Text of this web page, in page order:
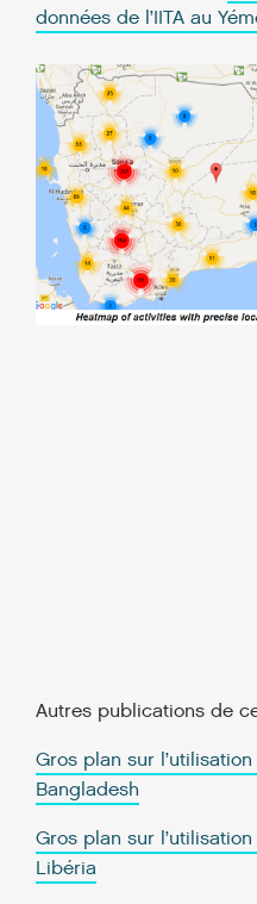
données de l’IITA au
Autres publications de
Gros plan sur
Bangladesh
Gros plan sur
Libéria